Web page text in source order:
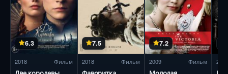
6.3
2018 Фильм
7.5
2018 Фильм
7.2
2009 Фильм 2019